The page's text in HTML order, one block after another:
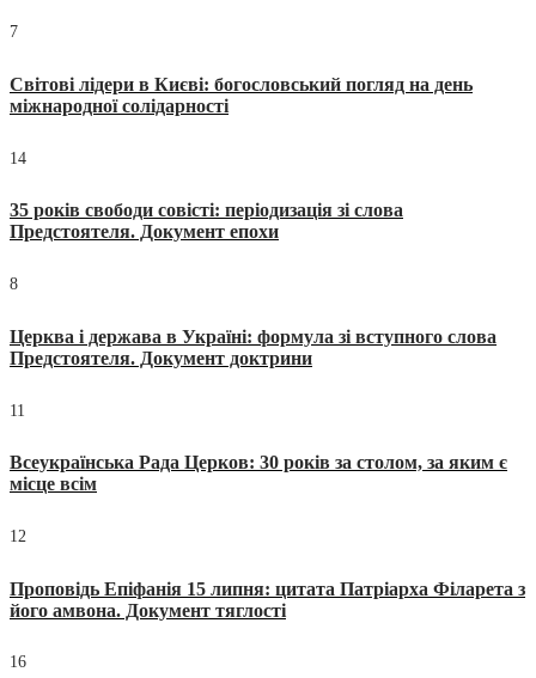
7
Світові лідери в Києві: богословський погляд на день
міжнародної солідарності
14
35 років свободи совісті: періодизація зі слова
Предстоятеля. Документ епохи
8
Церква і держава в Україні: формула зі вступного слова
Предстоятеля. Документ доктрини
11
Всеукраїнська Рада Церков: 30 років за столом, за яким є
місце всім
12
Проповідь Епіфанія 15 липня: цитата Патріарха Філарета з
його амвона. Документ тяглості
16